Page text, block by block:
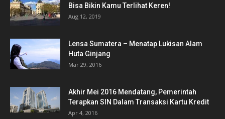
Bisa Bikin Kamu Terlihat Keren!
Aug 12, 2019
Lensa Sumatera – Menatap Lukisan Alam
Huta Ginjang
Mar 29, 2016
Akhir Mei 2016 Mendatang, Pemerintah
Terapkan SIN Dalam Transaksi Kartu Kredit
Apr 4, 2016